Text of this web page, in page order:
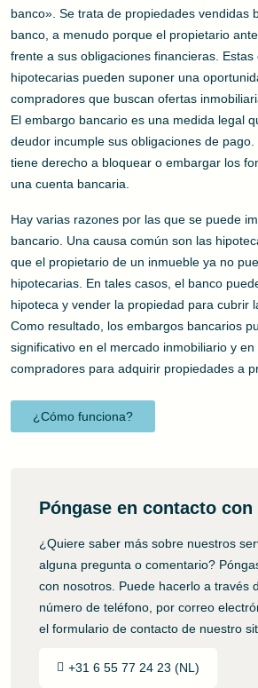
banco». Se trata de propiedades vendidas
banco, a menudo porque el propietario
frente a sus obligaciones financieras. Estas
hipotecarias pueden suponer una
compradores que buscan ofertas
El embargo bancario es una medida legal
deudor incumple sus obligaciones de
tiene derecho a bloquear o embargar los
una cuenta bancaria.
Hay varias razones por las que se puede
bancario. Una causa común son las
que el propietario de un inmueble ya no
hipotecarias. En tales casos, el banco
hipoteca y vender la propiedad para cubrir
Como resultado, los embargos bancarios
significativo en el mercado inmobiliario y
compradores para adquirir propiedades a
¿Cómo funciona?
Póngase en contacto
¿Quiere saber más sobre nuestros
alguna pregunta o comentario?
con nosotros. Puede hacerlo a través
número de teléfono, por correo
el formulario de contacto de nuestro
+31 6 55 77 24 23 (NL)